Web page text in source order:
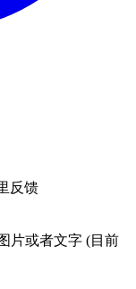
反馈
片或者文字 (目前